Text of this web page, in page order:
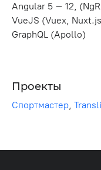
Angular 5 – 12,
VueJS (Vuex,
GraphQL (Apollo)
Проекты
Спортмастер,